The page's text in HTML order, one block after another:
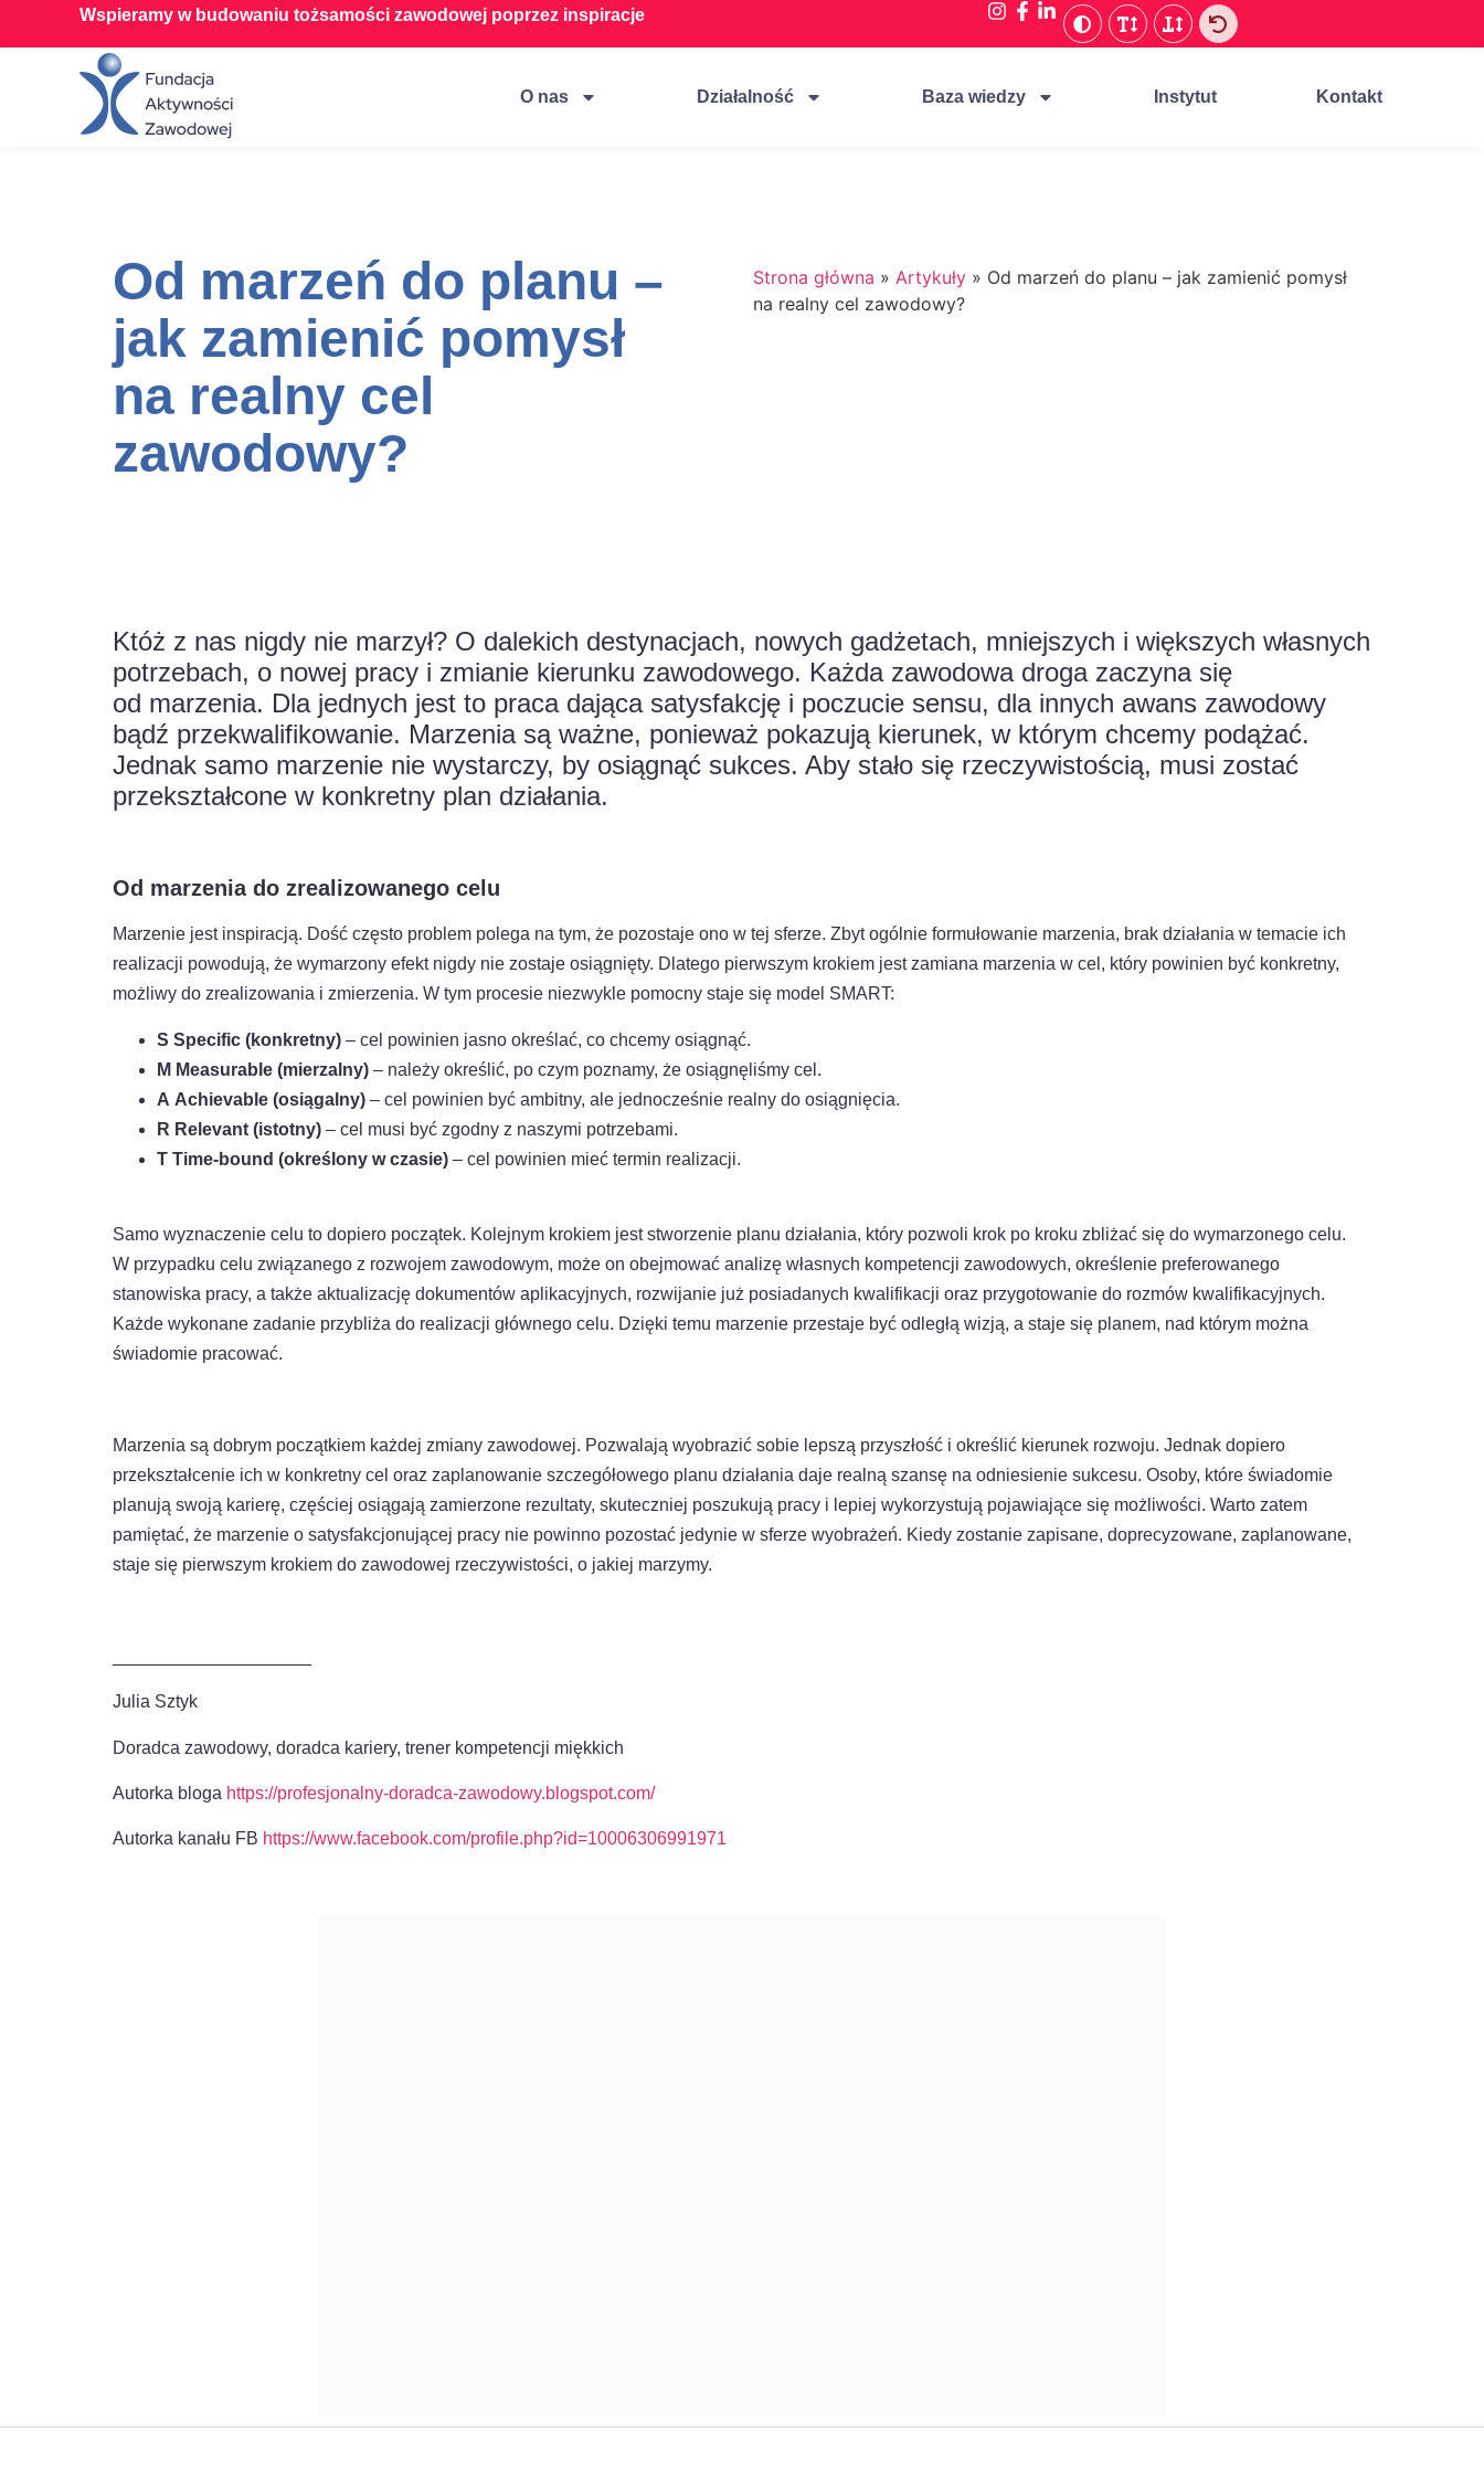
Wspieramy w budowaniu tożsamości zawodowej poprzez inspiracje
O nas Działalność Baza wiedzy Instytut Kontakt
Od marzeń do planu –
jak zamienić pomysł
na realny cel
zawodowy?
Strona główna » Artykuły » Od marzeń do planu – jak zamienić pomysł
na realny cel zawodowy?
Któż z nas nigdy nie marzył? O dalekich destynacjach, nowych gadżetach, mniejszych i większych własnych
potrzebach, o nowej pracy i zmianie kierunku zawodowego. Każda zawodowa droga zaczyna się
od marzenia. Dla jednych jest to praca dająca satysfakcję i poczucie sensu, dla innych awans zawodowy
bądź przekwalifikowanie. Marzenia są ważne, ponieważ pokazują kierunek, w którym chcemy podążać.
Jednak samo marzenie nie wystarczy, by osiągnąć sukces. Aby stało się rzeczywistością, musi zostać
przekształcone w konkretny plan działania.
Od marzenia do zrealizowanego celu
Marzenie jest inspiracją. Dość często problem polega na tym, że pozostaje ono w tej sferze. Zbyt ogólnie formułowanie marzenia, brak działania w temacie ich
realizacji powodują, że wymarzony efekt nigdy nie zostaje osiągnięty. Dlatego pierwszym krokiem jest zamiana marzenia w cel, który powinien być konkretny,
możliwy do zrealizowania i zmierzenia. W tym procesie niezwykle pomocny staje się model SMART:
S Specific (konkretny) – cel powinien jasno określać, co chcemy osiągnąć.
M Measurable (mierzalny) – należy określić, po czym poznamy, że osiągnęliśmy cel.
A Achievable (osiągalny) – cel powinien być ambitny, ale jednocześnie realny do osiągnięcia.
R Relevant (istotny) – cel musi być zgodny z naszymi potrzebami.
T Time-bound (określony w czasie) – cel powinien mieć termin realizacji.
Samo wyznaczenie celu to dopiero początek. Kolejnym krokiem jest stworzenie planu działania, który pozwoli krok po kroku zbliżać się do wymarzonego celu.
W przypadku celu związanego z rozwojem zawodowym, może on obejmować analizę własnych kompetencji zawodowych, określenie preferowanego
stanowiska pracy, a także aktualizację dokumentów aplikacyjnych, rozwijanie już posiadanych kwalifikacji oraz przygotowanie do rozmów kwalifikacyjnych.
Każde wykonane zadanie przybliża do realizacji głównego celu. Dzięki temu marzenie przestaje być odległą wizją, a staje się planem, nad którym można
świadomie pracować.
Marzenia są dobrym początkiem każdej zmiany zawodowej. Pozwalają wyobrazić sobie lepszą przyszłość i określić kierunek rozwoju. Jednak dopiero
przekształcenie ich w konkretny cel oraz zaplanowanie szczegółowego planu działania daje realną szansę na odniesienie sukcesu. Osoby, które świadomie
planują swoją karierę, częściej osiągają zamierzone rezultaty, skuteczniej poszukują pracy i lepiej wykorzystują pojawiające się możliwości. Warto zatem
pamiętać, że marzenie o satysfakcjonującej pracy nie powinno pozostać jedynie w sferze wyobrażeń. Kiedy zostanie zapisane, doprecyzowane, zaplanowane,
staje się pierwszym krokiem do zawodowej rzeczywistości, o jakiej marzymy.
Julia Sztyk
Doradca zawodowy, doradca kariery, trener kompetencji miękkich
Autorka bloga https://profesjonalny-doradca-zawodowy.blogspot.com/
Autorka kanału FB https://www.facebook.com/profile.php?id=10006306991971